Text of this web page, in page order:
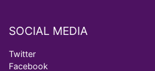
SOCIAL MEDIA
Twitter
Facebook